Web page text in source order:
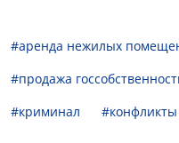
#аренда нежилых
#продажа
#криминал